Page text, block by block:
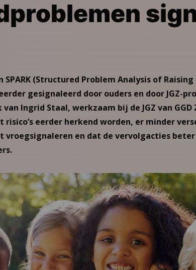
(Structured Problem Analysis of
gesignaleerd door ouders en door JGZ-
Ingrid Staal, werkzaam bij de JGZ van GGD
eerder herkend worden, er minder
vroegsignaleren en dat de vervolgacties